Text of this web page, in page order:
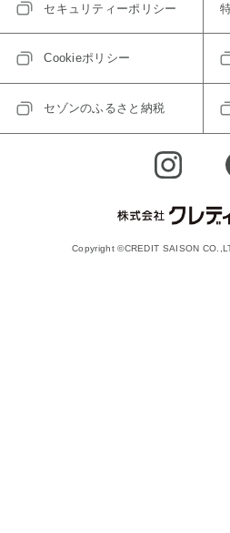
セキュリティーポリシー
Cookieポリシー
セゾンのふるさと納税
Copyright ©CREDIT SAISON